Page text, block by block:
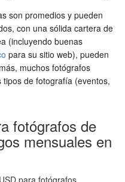
son promedios y pueden
con una sólida cartera de
(incluyendo buenas
para su sitio web), pueden
muchos fotógrafos
de fotografía (eventos,
fotógrafos de
mensuales en